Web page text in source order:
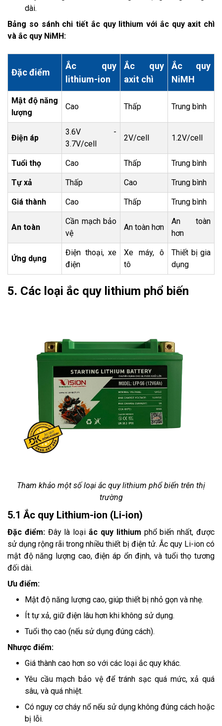
dài.
Bảng so sánh chi tiết ắc quy lithium với ắc quy axit chì
và ắc quy NiMH:
Đặc điểm
Ắc quy
lithium-ion
Ắc quy
axit chì
Ắc quy
NiMH
Mật độ năng
lượng
Cao Thấp Trung bình
Điện áp
3.6V -
3.7V/cell
2V/cell 1.2V/cell
Tuổi thọ Cao Thấp Trung bình
Tự xả Thấp Cao Trung bình
Giá thành Cao Thấp Trung bình
An toàn
Cần mạch bảo
vệ
An toàn hơn
An toàn
hơn
Ứng dụng
Điện thoại, xe
điện
Xe máy, ô
tô
Thiết bị gia
dụng
5. Các loại ắc quy lithium phổ biến
Tham khảo một số loại ắc quy lithium phổ biến trên thị
trường
5.1 Ắc quy Lithium-ion (Li-ion)
Đặc điểm: Đây là loại ắc quy lithium phổ biến nhất, được
sử dụng rộng rãi trong nhiều thiết bị điện tử. Ắc quy Li-ion có
mật độ năng lượng cao, điện áp ổn định, và tuổi thọ tương
đối dài.
Ưu điểm:
Mật độ năng lượng cao, giúp thiết bị nhỏ gọn và nhẹ.
Ít tự xả, giữ điện lâu hơn khi không sử dụng.
Tuổi thọ cao (nếu sử dụng đúng cách).
Nhược điểm:
Giá thành cao hơn so với các loại ắc quy khác.
Yêu cầu mạch bảo vệ để tránh sạc quá mức, xả quá
sâu, và quá nhiệt.
Có nguy cơ cháy nổ nếu sử dụng không đúng cách hoặc
bị lỗi.